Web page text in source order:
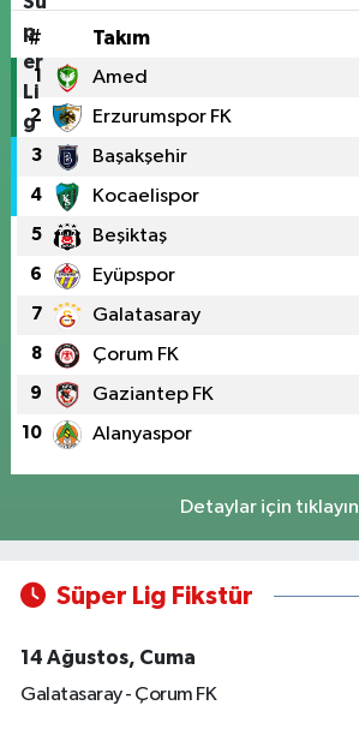
# Takım
1 Amed
2 Erzurumspor FK
3 Başakşehir
4 Kocaelispor
5 Beşiktaş
6 Eyüpspor
7 Galatasaray
8 Çorum FK
9 Gaziantep FK
10 Alanyaspor
Detaylar için tıklayın
Süper Lig Fikstür
14 Ağustos, Cuma
Galatasaray - Çorum FK